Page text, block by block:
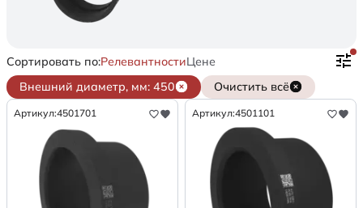
Сортировать по:РелевантностиЦене
Внешний диаметр, мм: 450
Очистить всё
Артикул:4501701 Артикул:4501101